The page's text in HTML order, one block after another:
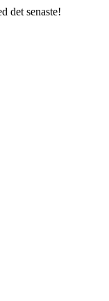
det senaste!